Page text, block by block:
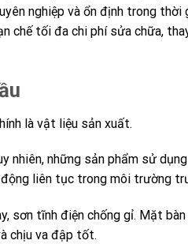
nghiệp và ổn định trong thời
chế tối đa chi phí sửa chữa,
là vật liệu sản xuất.
nhiên, những sản phẩm sử
liên tục trong môi trường
sơn tĩnh điện chống gỉ. Mặt
chịu va đập tốt.